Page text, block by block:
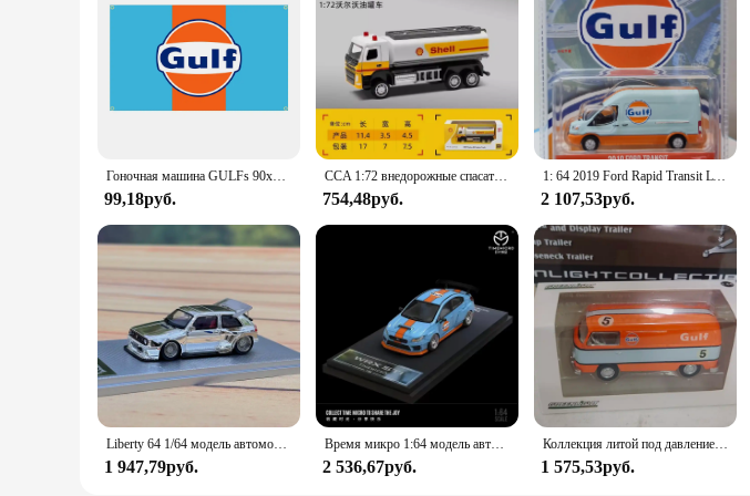
Гоночная машина GULFs 90x150 см, искусственный полиэстер, печатный гараж или наружное украшение, баннер, гобелен
99,18руб.
CCA 1:72 внедорожные спасательные бензиновые станции Коллекционная модель гоночного автомобиля из сплава детская Игрушечная машина функция забрасывания
754,48руб.
1: 64 2019 Ford Rapid Transit LWB High Top — масло Gulf (эксклюзивные хобби), коллекция моделей автомобилей из сплава, подарочные украшения
2 107,53руб.
Liberty 64 1/64 модель автомобиля из сплава персика MK2
1 947,79руб.
Время микро 1:64 модель автомобиля WRX STI литье под давлением-покрытие перво и адган
2 536,67руб.
Коллекция литой под давлением модели автомобиля GREENLIGHT 1:64 перф пятое зеленое темно синее оранжевое украшение в подарок
1 575,53руб.